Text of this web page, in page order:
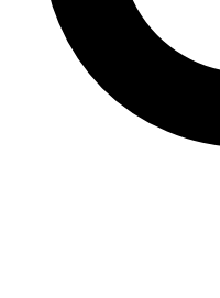
Купити чистячий засіб
Стакан одноразовий купити
Картонна коробочка крафт для